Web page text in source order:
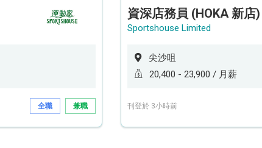
全職 兼職
資深店務員 (HOKA 新店)
Sportshouse Limited
尖沙咀
20,400 - 23,900 / 月薪
刊登於 3小時前